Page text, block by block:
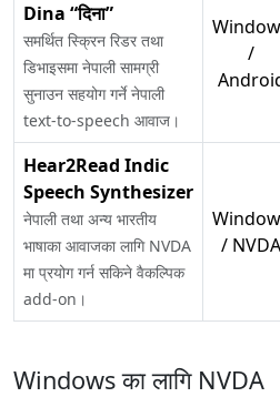
Dina “दिना”
समर्थित स्क्रिन रिडर तथा
डिभाइसमा नेपाली सामग्री
सुनाउन सहयोग गर्ने नेपाली
text-to-speech आवाज।
/
Hear2Read Indic
Speech Synthesizer
नेपाली तथा अन्य भारतीय
भाषाका आवाजका लागि NVDA
मा प्रयोग गर्न सकिने वैकल्पिक
add-on।
/ NVDA
Windows का लागि NVDA